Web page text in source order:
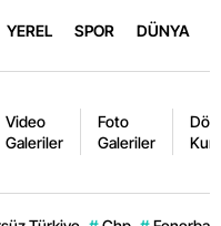
YEREL SPOR DÜNYA
Video
Galeriler
Foto
Galeriler